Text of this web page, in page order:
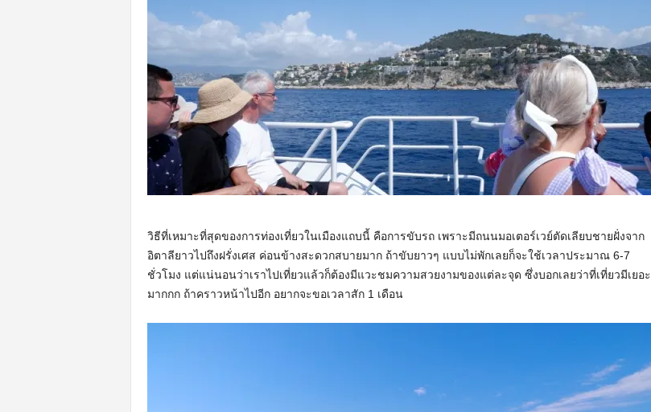
วิธีที่เหมาะที่สุดของการท่องเที่ยวในเมืองแถบนี้ คือการขับรถ เพราะมีถนนมอเตอร์เวย์ตัดเลียบชายฝั่งจาก
อิตาลียาวไปถึงฝรั่งเศส ค่อนข้างสะดวกสบายมาก ถ้าขับยาวๆ แบบไม่พักเลยก็จะใช้เวลาประมาณ 6-7
ชั่วโมง แต่แน่นอนว่าเราไปเที่ยวแล้วก็ต้องมีแวะชมความสวยงามของแต่ละจุด ซึ่งบอกเลยว่าที่เที่ยวมีเยอะ
มากกก ถ้าคราวหน้าไปอีก อยากจะขอเวลาสัก 1 เดือน